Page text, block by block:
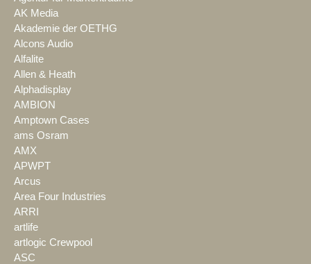
AK Media
Akademie der OETHG
Alcons Audio
Alfalite
Allen & Heath
Alphadisplay
AMBION
Amptown Cases
ams Osram
AMX
APWPT
Arcus
Area Four Industries
ARRI
artlife
artlogic Crewpool
ASC